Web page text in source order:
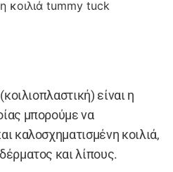
είναι η
μπορούμε να
καλοσχηματισμένη κοιλιά,
και λίπους.